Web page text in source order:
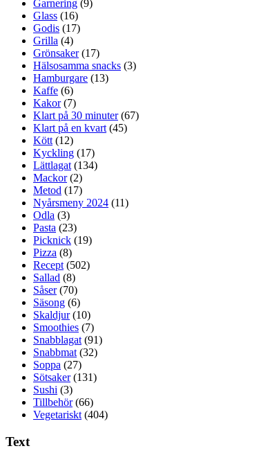
Garnering (9)
Glass (16)
Godis (17)
Grilla (4)
Grönsaker(17)
Hälsosamma snacks (3)
Hamburgare (13)
Kaffe (6)
Kakor(7)
Klart på 30 minuter(67)
Klart på en kvart (45)
Kött (12)
Kyckling (17)
Lättlagat (134)
Mackor(2)
Metod (17)
Nyårsmeny 2024 (11)
Odla (3)
Pasta (23)
Picknick (19)
Pizza (8)
Recept (502)
Sallad (8)
Såser(70)
Säsong (6)
Skaldjur(10)
Smoothies (7)
Snabblagat (91)
Snabbmat (32)
Soppa (27)
Sötsaker(131)
Sushi (3)
Tillbehör(66)
Vegetariskt (404)
Text